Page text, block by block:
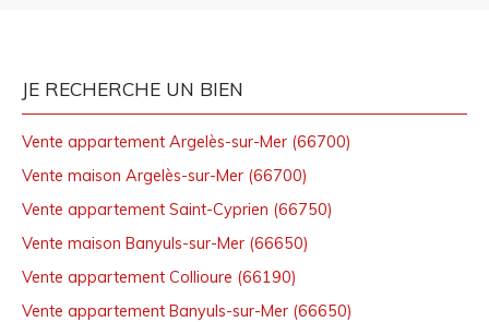
JE RECHERCHE UN BIEN
Vente appartement Argelès-sur-Mer (66700)
Vente maison Argelès-sur-Mer (66700)
Vente appartement Saint-Cyprien (66750)
Vente maison Banyuls-sur-Mer (66650)
Vente appartement Collioure (66190)
Vente appartement Banyuls-sur-Mer (66650)